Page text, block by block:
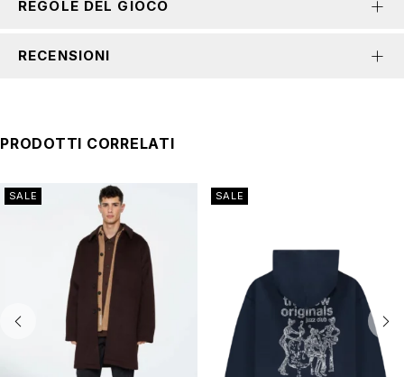
REGOLE DEL GIOCO
RECENSIONI
PRODOTTI CORRELATI
SALE SALE